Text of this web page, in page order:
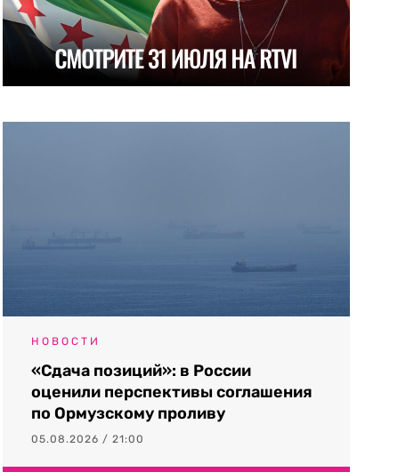
НОВОСТИ
«Сдача позиций»: в России
оценили перспективы соглашения
по Ормузскому проливу
05.08.2026 / 21:00